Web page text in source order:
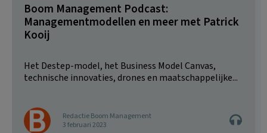
Boom Management Podcast:
Managementmodellen en meer met Patrick
Kooij
Het Destep-model, het Business Model Canvas,
technische innovaties, drones en maatschappelijke...
Redactie Boom Management
3 februari 2023